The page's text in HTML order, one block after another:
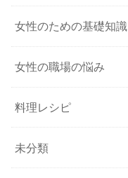
女性のための基礎知識
女性の職場の悩み
料理レシピ
未分類